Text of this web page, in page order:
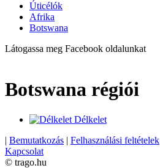
Úticélók
Afrika
Botswana
Látogassa meg Facebook oldalunkat
Botswana régiói
Délkelet
| Bemutatkozás | Felhasználási feltételek
Kapcsolat
© trago.hu